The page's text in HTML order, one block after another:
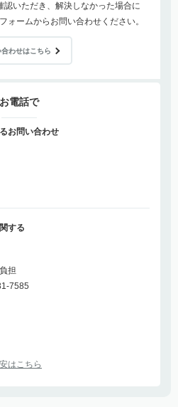
認いただき、解決しなかった場合に
ォームからお問い合わせください。
合わせはこちら
お電話で
お問い合わせ
する
担
7585
はこちら